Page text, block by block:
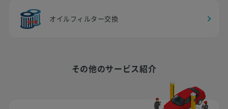
オイルフィルター交換
その他のサービス紹介